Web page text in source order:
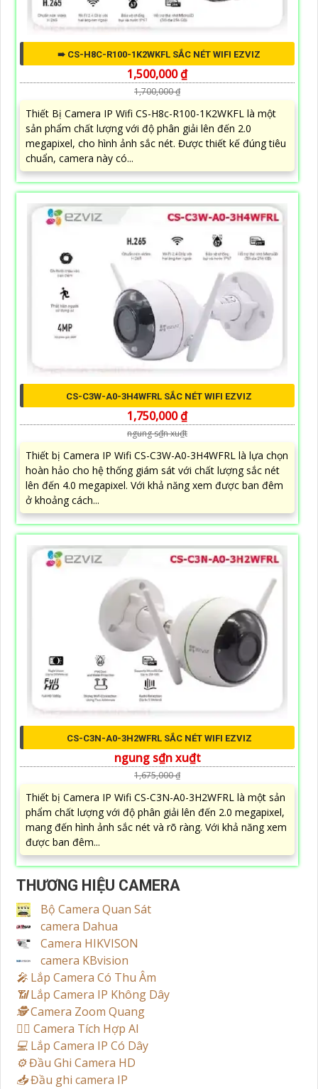
➠ CS-H8C-R100-1K2WKFL SẮC NÉT WIFI EZVIZ
1,500,000 ₫
1,700,000 ₫
Thiết Bị Camera IP Wifi CS-H8c-R100-1K2WKFL là một
sản phẩm chất lượng với độ phân giải lên đến 2.0
megapixel, cho hình ảnh sắc nét. Được thiết kế đúng tiêu
chuẩn, camera này có...
CS-C3W-A0-3H4WFRL SẮC NÉT WIFI EZVIZ
1,750,000 ₫
ngung s₫n xu₫t
Thiết bị Camera IP Wifi CS-C3W-A0-3H4WFRL là lựa chọn
hoàn hảo cho hệ thống giám sát với chất lượng sắc nét
lên đến 4.0 megapixel. Với khả năng xem được ban đêm
ở khoảng cách...
CS-C3N-A0-3H2WFRL SẮC NÉT WIFI EZVIZ
ngung s₫n xu₫t
1,675,000 ₫
Thiết bị Camera IP Wifi CS-C3N-A0-3H2WFRL là một sản
phẩm chất lượng với độ phân giải lên đến 2.0 megapixel,
mang đến hình ảnh sắc nét và rõ ràng. Với khả năng xem
được ban đêm...
THƯƠNG HIỆU CAMERA
Bộ Camera Quan Sát
camera Dahua
Camera HIKVISON
camera KBvision
️🎤️ Lắp Camera Có Thu Âm
📶Lắp Camera IP Không Dây
🕵️Camera Zoom Quang
🧛‍♀️ Camera Tích Hợp AI
💻 Lắp Camera IP Có Dây
⚙️Đầu Ghi Camera HD
📥Đầu ghi camera IP